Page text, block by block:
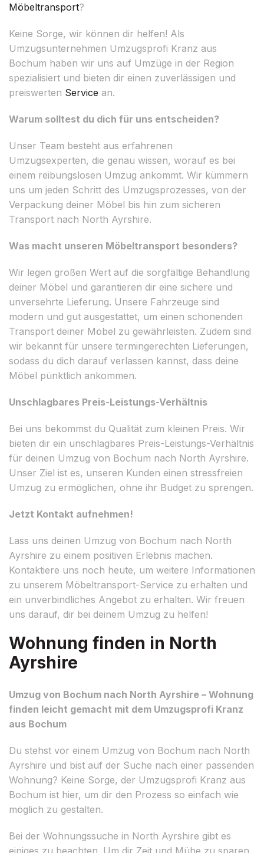
Möbeltransport?
Keine Sorge, wir können dir helfen! Als
Umzugsunternehmen Umzugsprofi Kranz aus
Bochum haben wir uns auf Umzüge in der Region
spezialisiert und bieten dir einen zuverlässigen und
preiswerten Service an.
Warum solltest du dich für uns entscheiden?
Unser Team besteht aus erfahrenen
Umzugsexperten, die genau wissen, worauf es bei
einem reibungslosen Umzug ankommt. Wir kümmern
uns um jeden Schritt des Umzugsprozesses, von der
Verpackung deiner Möbel bis hin zum sicheren
Transport nach North Ayrshire.
Was macht unseren Möbeltransport besonders?
Wir legen großen Wert auf die sorgfältige Behandlung
deiner Möbel und garantieren dir eine sichere und
unversehrte Lieferung. Unsere Fahrzeuge sind
modern und gut ausgestattet, um einen schonenden
Transport deiner Möbel zu gewährleisten. Zudem sind
wir bekannt für unsere termingerechten Lieferungen,
sodass du dich darauf verlassen kannst, dass deine
Möbel pünktlich ankommen.
Unschlagbares Preis-Leistungs-Verhältnis
Bei uns bekommst du Qualität zum kleinen Preis. Wir
bieten dir ein unschlagbares Preis-Leistungs-Verhältnis
für deinen Umzug von Bochum nach North Ayrshire.
Unser Ziel ist es, unseren Kunden einen stressfreien
Umzug zu ermöglichen, ohne ihr Budget zu sprengen.
Jetzt Kontakt aufnehmen!
Lass uns deinen Umzug von Bochum nach North
Ayrshire zu einem positiven Erlebnis machen.
Kontaktiere uns noch heute, um weitere Informationen
zu unserem Möbeltransport-Service zu erhalten und
ein unverbindliches Angebot zu erhalten. Wir freuen
uns darauf, dir bei deinem Umzug zu helfen!
Wohnung finden in North
Ayrshire
Umzug von Bochum nach North Ayrshire – Wohnung
finden leicht gemacht mit dem Umzugsprofi Kranz
aus Bochum
Du stehst vor einem Umzug von Bochum nach North
Ayrshire und bist auf der Suche nach einer passenden
Wohnung? Keine Sorge, der Umzugsprofi Kranz aus
Bochum ist hier, um dir den Prozess so einfach wie
möglich zu gestalten.
Bei der Wohnungssuche in North Ayrshire gibt es
einiges zu beachten. Um dir Zeit und Mühe zu sparen,